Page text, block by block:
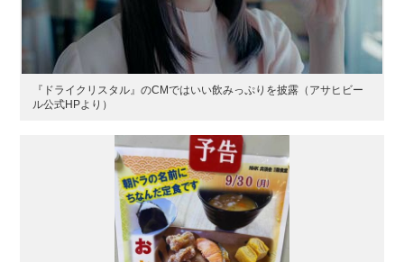
『ドライクリスタル』のCMではいい飲みっぷりを披露（アサヒビー
ル公式HPより）